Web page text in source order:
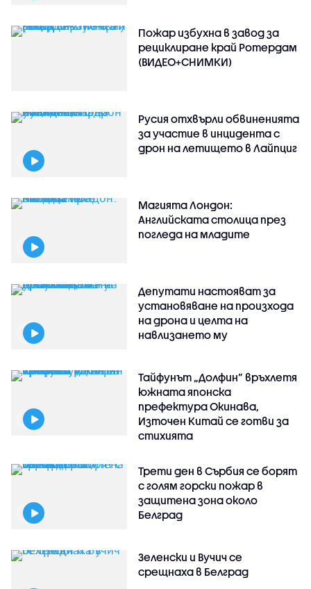
Пожар избухна в завод за
рециклиране край Ротердам
(ВИДЕО+СНИМКИ)
Русия отхвърли обвиненията
за участие в инцидента с
дрон на летището в Лайпциг
Магията Лондон:
Английската столица през
погледа на младите
Депутати настояват за
установяване на произхода
на дрона и целта на
навлизането му
Тайфунът „Долфин” връхлетя
южната японска
префектура Окинава,
Източен Китай се готви за
стихията
Трети ден в Сърбия се борят
с голям горски пожар в
защитена зона около
Белград
Зеленски и Вучич се
срещнаха в Белград